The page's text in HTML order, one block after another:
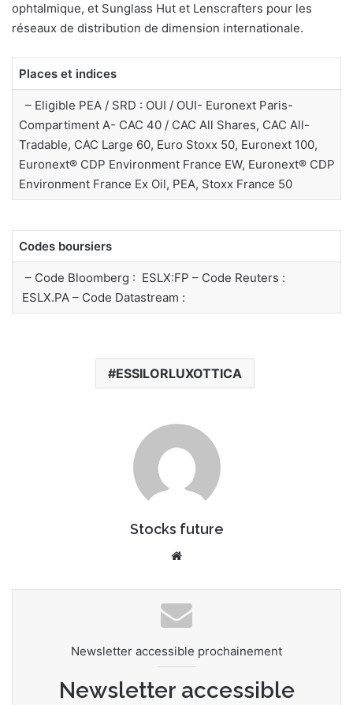
ophtalmique, et Sunglass Hut et Lenscrafters pour les
réseaux de distribution de dimension internationale.
Places et indices
– Eligible PEA / SRD : OUI / OUI- Euronext Paris-
Compartiment A- CAC 40 / CAC All Shares, CAC All-
Tradable, CAC Large 60, Euro Stoxx 50, Euronext 100,
Euronext® CDP Environment France EW, Euronext® CDP
Environment France Ex Oil, PEA, Stoxx France 50
Codes boursiers
– Code Bloomberg : ESLX:FP – Code Reuters :
ESLX.PA – Code Datastream :
ESSILORLUXOTTICA
Stocks future
Newsletter accessible prochainement
Newsletter accessible